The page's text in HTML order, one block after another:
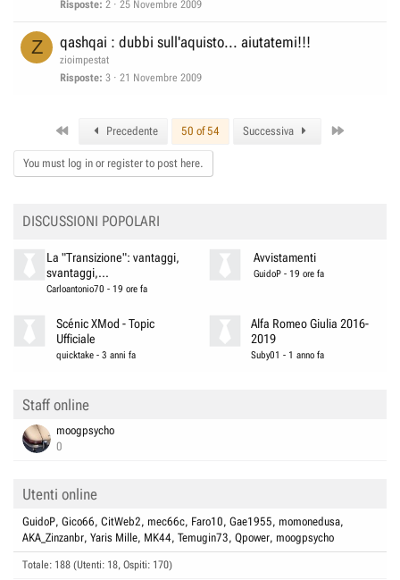
Risposte 2 25 Novembre 2009
Z qashqai : dubbi sull'aquisto... aiutatemi!!!
zioimpestat
Risposte 3 21 Novembre 2009
Precedente 50 of 54 Successiva
You must log in or register to post here.
DISCUSSIONI POPOLARI
La "Transizione": vantaggi,
svantaggi,...
Carloantonio70 - 19 ore fa
Avvistamenti
GuidoP - 19 ore fa
Scénic XMod - Topic
Ufficiale
quicktake -3 anni fa
Alfa Romeo Giulia 2016-
2019
Suby01 - 1 anno fa
Staff online
moogpsycho
0
Utenti online
GuidoP Gico66 CitWeb2 mec66c Faro10 Gae1955 momonedusa
AKA_Zinzanbr Yaris Mille MK44 Temugin73 Qpower moogpsycho
Totale: 188 (Utenti: 18, Ospiti: 170)